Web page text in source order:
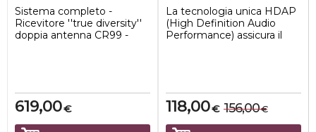
Sistema completo -
Ricevitore ''true diversity''
doppia antenna CR99 -
€
619,00
La tecnologia unica HDAP
(High Definition Audio
Performance) assicura il
€
118,00 €
156,00